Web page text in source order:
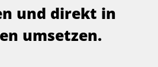
n und direkt in
n umsetzen.